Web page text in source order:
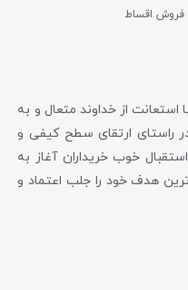
فروش اقساط
کامپیوتر مرکزی در سال 1378 با استعانت از خداوند متعال و به
راستای ارتقای سطح کیفی و
خوب خریداران آغاز به
هدف خود را جلب اعتماد و